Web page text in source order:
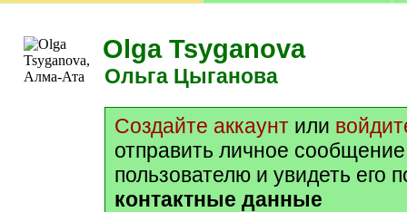
Olga Tsyganova
Ольга Цыганова
Создайте аккаунт или
отправить личное
пользователю и увидеть его
контактные данные